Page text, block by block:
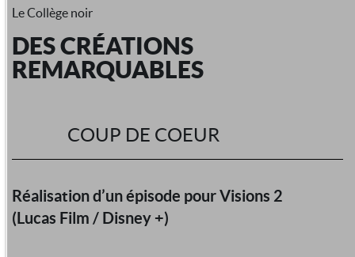
Le Collège noir
DES CRÉATIONS
REMARQUABLES
COUP DE COEUR
Réalisation d’un épisode pour Visions 2
(Lucas Film / Disney +)